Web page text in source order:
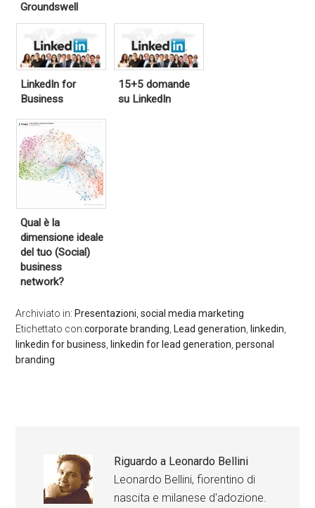
Groundswell
LinkedIn for
Business
15+5 domande
su LinkedIn
Qual è la
dimensione ideale
del tuo (Social)
business
network?
Archiviato in: Presentazioni ,social media marketing
Etichettato con:corporate branding Lead generation linkedin
linkedin for business
linkedin for lead generation ,personal
branding
Riguardo a Leonardo Bellini
Leonardo Bellini, fiorentino di
nascita e milanese d'adozione.